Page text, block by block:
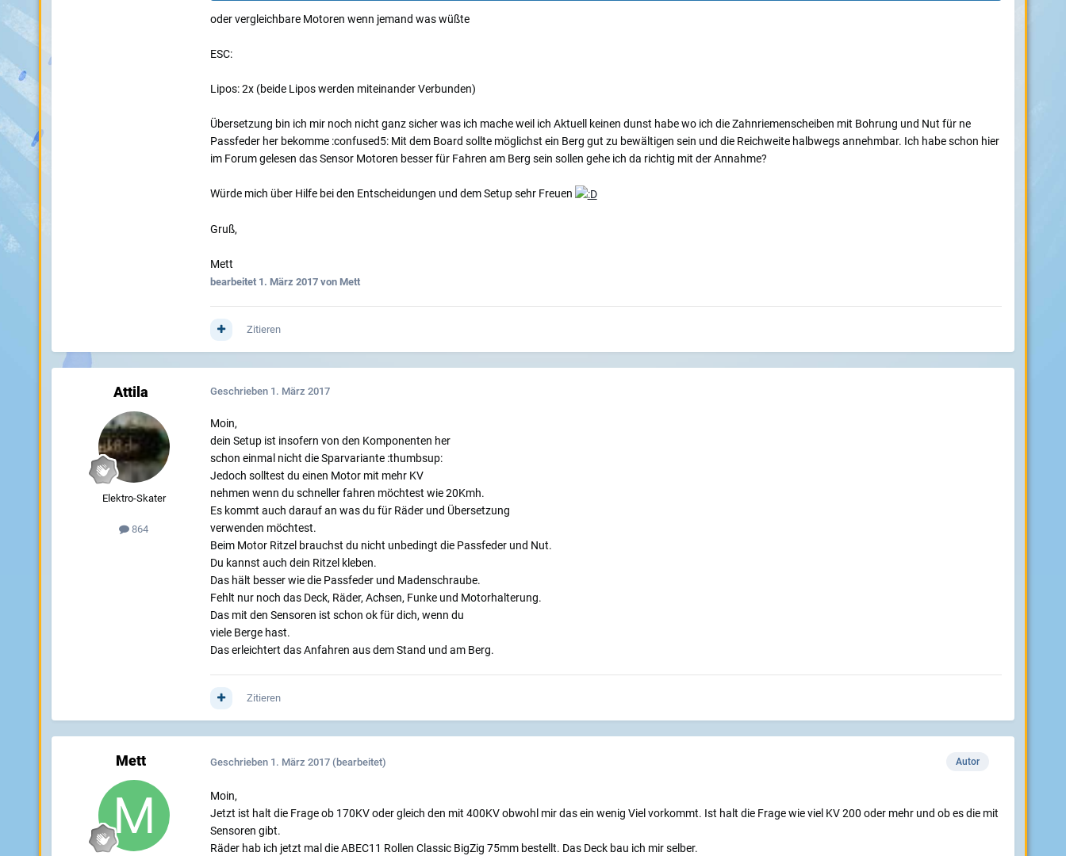
oder vergleichbare Motoren wenn jemand was wüßte
ESC:
Lipos: 2x (beide Lipos werden miteinander Verbunden)
Übersetzung bin ich mir noch nicht ganz sicher was ich mache weil ich Aktuell keinen dunst habe wo ich die Zahnriemenscheiben mit Bohrung und Nut für ne
Passfeder her bekomme :confused5: Mit dem Board sollte möglichst ein Berg gut zu bewältigen sein und die Reichweite halbwegs annehmbar. Ich habe schon hier
im Forum gelesen das Sensor Motoren besser für Fahren am Berg sein sollen gehe ich da richtig mit der Annahme?
Würde mich über Hilfe bei den Entscheidungen und dem Setup sehr Freuen
Gruß,
Mett
bearbeitet 1. März 2017von Mett
Zitieren
Attila
Elektro-Skater
864
Geschrieben 1. März 2017
Moin,
dein Setup ist insofern von den Komponenten her
schon einmal nicht die Sparvariante :thumbsup:
Jedoch solltest du einen Motor mit mehr KV
nehmen wenn du schneller fahren möchtest wie 20Kmh.
Es kommt auch darauf an was du für Räder und Übersetzung
verwenden möchtest.
Beim Motor Ritzel brauchst du nicht unbedingt die Passfeder und Nut.
Du kannst auch dein Ritzel kleben.
Das hält besser wie die Passfeder und Madenschraube.
Fehlt nur noch das Deck, Räder, Achsen, Funke und Motorhalterung.
Das mit den Sensoren ist schon ok für dich, wenn du
viele Berge hast.
Das erleichtert das Anfahren aus dem Stand und am Berg.
Zitieren
Mett Autor
Geschrieben 1. März 2017 (bearbeitet)
Moin,
Jetzt ist halt die Frage ob 170KV oder gleich den mit 400KV obwohl mir das ein wenig Viel vorkommt. Ist halt die Frage wie viel KV 200 oder mehr und ob es die mit
Sensoren gibt.
Räder hab ich jetzt mal die ABEC11 Rollen Classic BigZig 75mm bestellt. Das Deck bau ich mir selber.